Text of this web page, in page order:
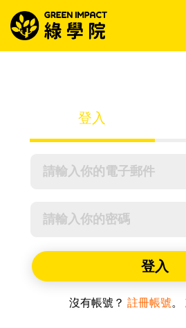
登入
登入
沒有帳號？ 註冊帳號。